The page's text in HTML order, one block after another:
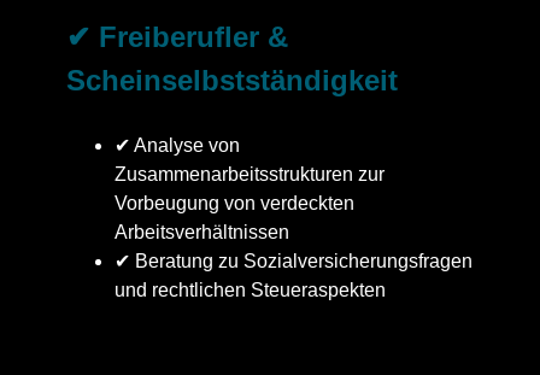
✔ Freiberufler &
Scheinselbstständigkeit
✔ Analyse von
Zusammenarbeitsstrukturen zur
Vorbeugung von verdeckten
Arbeitsverhältnissen
✔ Beratung zu Sozialversicherungsfragen
und rechtlichen Steueraspekten